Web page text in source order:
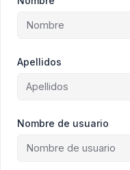
Apellidos
Nombre de usuario